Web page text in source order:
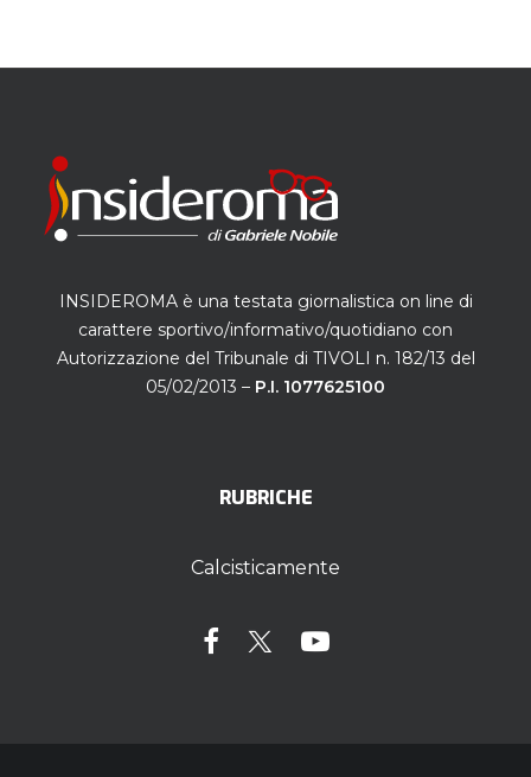
INSIDEROMA è una testata giornalistica on line di
carattere sportivo/informativo/quotidiano con
Autorizzazione del Tribunale di TIVOLI n. 182/13 del
05/02/2013 – P.I. 1077625100
RUBRICHE
Calcisticamente